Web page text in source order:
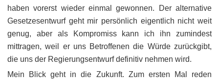
haben vorerst wieder einmal gewonnen. Der alternative
Gesetzesentwurf geht mir persönlich eigentlich nicht weit
genug, aber als Kompromiss kann ich ihn zumindest
mittragen, weil er uns Betroffenen die Würde zurückgibt,
die uns der Regierungsentwurf definitiv nehmen wird.
Mein Blick geht in die Zukunft. Zum ersten Mal reden